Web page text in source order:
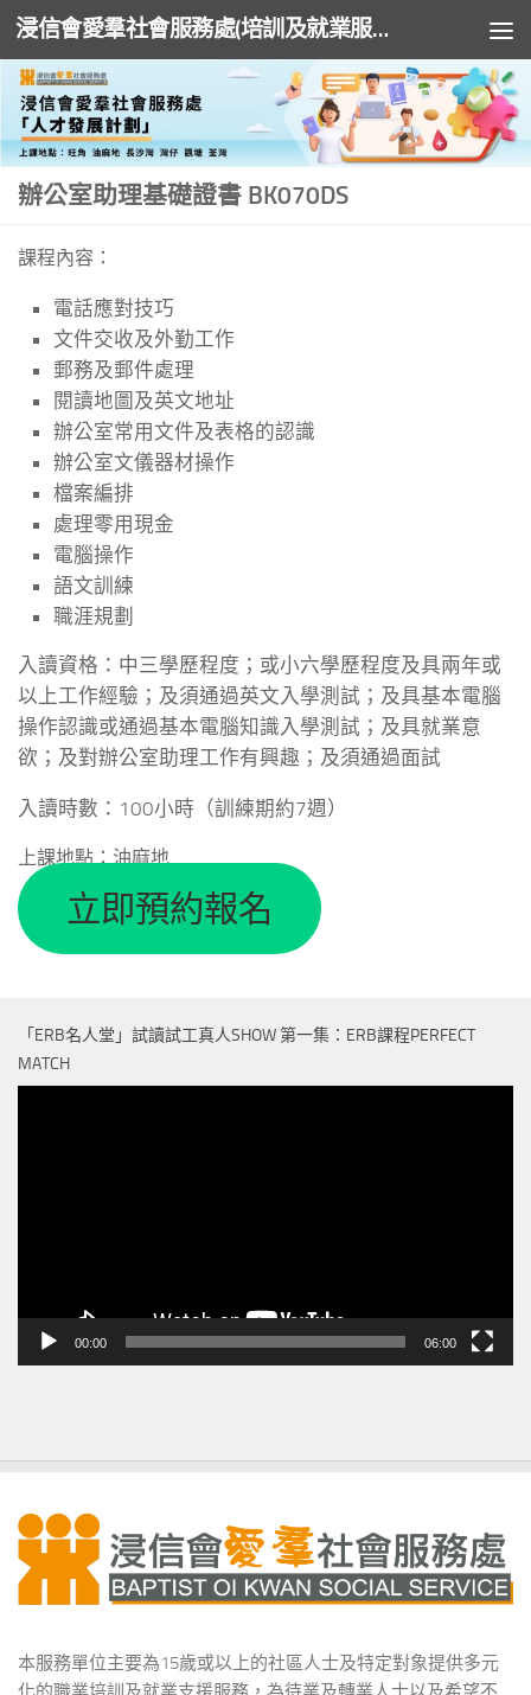
Skip to content 浸信會愛羣社會服務處(培訓及就業服務)
辦公室助理基礎證書 BK070DS
課程內容：
電話應對技巧
文件交收及外勤工作
郵務及郵件處理
閱讀地圖及英文地址
辦公室常用文件及表格的認識
辦公室文儀器材操作
檔案編排
處理零用現金
電腦操作
語文訓練
職涯規劃
入讀資格：中三學歷程度；或小六學歷程度及具兩年或
以上工作經驗；及須通過英文入學測試；及具基本電腦
操作認識或通過基本電腦知識入學測試；及具就業意
欲；及對辦公室助理工作有興趣；及須通過面試
入讀時數：100小時（訓練期約7週）
上課地點：油麻地
立即預約報名
「ERB名人堂」試讀試工真人SHOW 第一集：ERB課程PERFECT
MATCH
00:00 06:00
本服務單位主要為15歲或以上的社區人士及特定對象提供多元